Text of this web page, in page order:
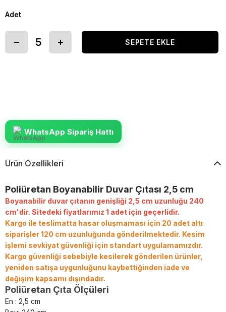
Adet
WhatsApp Sipariş Hattı
Ürün Özellikleri
Poliüretan Boyanabilir Duvar Çıtası 2,5 cm
Boyanabilir duvar çıtanın genişliği 2,5 cm uzunluğu 240
cm'dir. Sitedeki fiyatlarımız 1 adet için geçerlidir.
Kargo ile teslimatta hasar oluşmaması için 20 adet altı
siparişler 120 cm uzunluğunda gönderilmektedir. Kesim
işlemi sevkiyat güvenliği için standart uygulamamızdır.
Kargo güvenliği sebebiyle kesilerek gönderilen ürünler,
yeniden satışa uygunluğunu kaybettiğinden iade ve
değişim kapsamı dışındadır.
Poliüretan Çıta Ölçüleri
En : 2,5 cm